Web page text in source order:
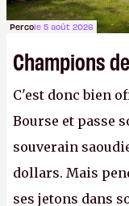
Percole 5 août 2026
Champions
C'est donc bien
Bourse et passe
souverain
dollars. Mais
ses jetons dans